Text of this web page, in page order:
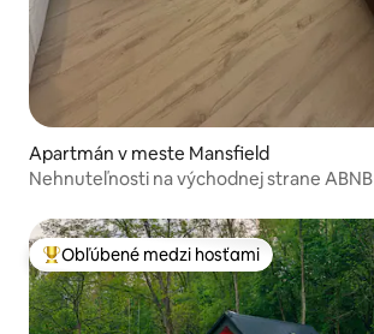
Apartmán v meste Mansfield
Nehnuteľnosti na východnej strane ABNB
Najobľúbenejšie medzi hosťami
Obľúbené medzi hosťami